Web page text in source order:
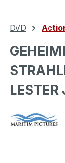
DVD
LESTER
Bildergalerie